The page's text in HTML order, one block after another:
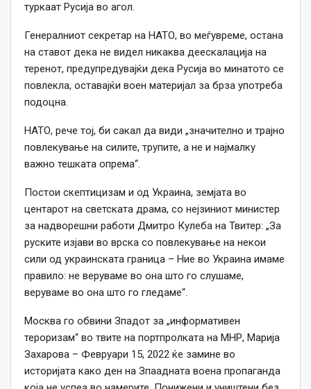
туркаат Русија во агол.
Генералниот секретар на НАТО, во меѓувреме, остана
на ставот дека не видел никаква деескалација на
теренот, предупредувајќи дека Русија во минатото се
повлекла, оставајќи воен материјал за брза употреба
подоцна.
НАТО, рече тој, би сакал да види „значително и трајно
повлекување на силите, трупите, а не и најмалку
важно тешката опрема“.
Постои скептицизам и од Украина, земјата во
центарот на светската драма, со нејзиниот министер
за надворешни работи Дмитро Кулеба на Твитер: „За
руските изјави во врска со повлекување на некои
сили од украинската граница – Ние во Украина имаме
правило: не веруваме во она што го слушаме,
веруваме во она што го гледаме“.
Москва го обвини Зпадот за „информативен
тероризам“ во твите на портпролката на МНР, Марија
Захарова – Февруари 15, 2022 ќе замине во
историјата како ден на Зпаадната воена пропаганда